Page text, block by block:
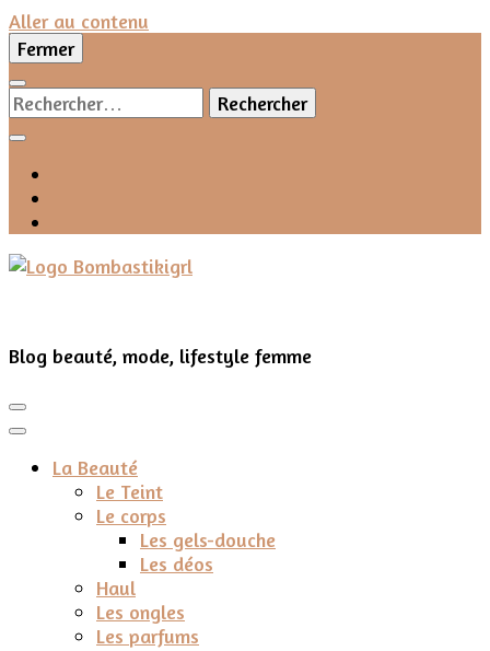
Aller au contenu
Fermer
Rechercher :
Blog beauté, mode, lifestyle femme
La Beauté
Le Teint
Le corps
Les gels-douche
Les déos
Haul
Les ongles
Les parfums